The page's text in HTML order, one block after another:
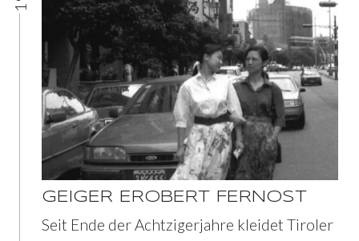
GEIGER EROBERT FERNOST
Seit Ende der Achtzigerjahre kleidet Tiroler